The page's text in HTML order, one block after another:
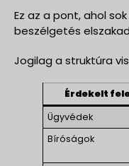
Ez az a pont, ahol
beszélgetés
Jogilag a struktúra
Érdekelt
Ügyvédek
Bíróságok